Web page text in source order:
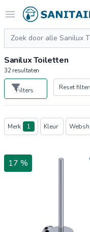
Open menu
Logo
Zoeken
Sanilux Toiletten
32resultaten
Filters Reset
Producten
Merk 1 Kleur
17 %